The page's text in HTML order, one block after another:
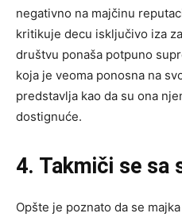
negativno na majčinu
kritikuje decu isključivo iza
društvu ponaša potpuno
koja je veoma ponosna na
predstavlja kao da su ona
dostignuće.
4. Takmiči se sa
Opšte je poznato da se